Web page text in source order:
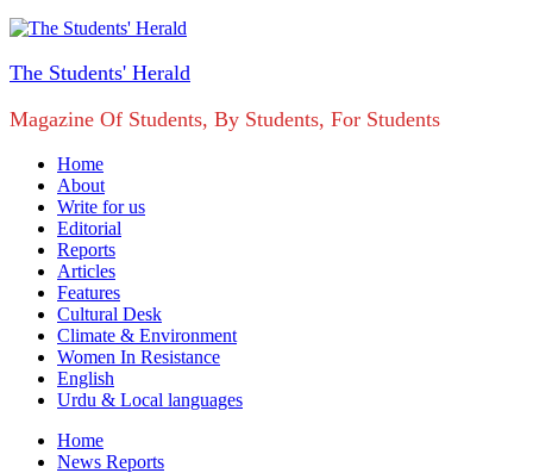
The Students' Herald
Magazine Of Students, By Students, For Students
Home
About
Write for us
Editorial
Reports
Articles
Features
Cultural Desk
Climate & Environment
Women In Resistance
English
Urdu & Local languages
Home
News Reports